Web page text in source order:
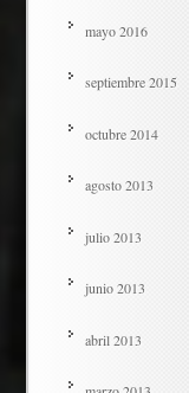
mayo 2016
septiembre 2015
octubre 2014
agosto 2013
julio 2013
junio 2013
abril 2013